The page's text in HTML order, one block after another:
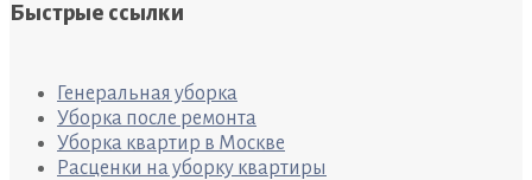
Быстрые ссылки
Генеральная уборка
Уборка после ремонта
Уборка квартир в Москве
Расценки на уборку квартиры